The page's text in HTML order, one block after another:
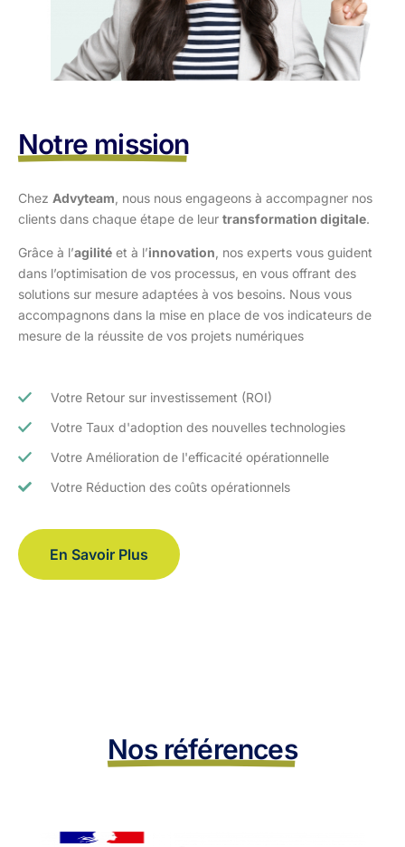
Notre mission
Chez Advyteam , nous nous engageons à accompagner nos
clients dans chaque étape de leur transformation digitale.
Grâce à l’agilité et à l’innovation , nos experts vous guident
dans l’optimisation de vos processus, en vous offrant des
solutions sur mesure adaptées à vos besoins. Nous vous
accompagnons dans la mise en place de vos indicateurs de
mesure de la réussite de vos projets numériques
Votre Retour sur investissement (ROI)
Votre Taux d'adoption des nouvelles technologies
Votre Amélioration de l'efficacité opérationnelle
Votre Réduction des coûts opérationnels
En Savoir Plus
Nos références